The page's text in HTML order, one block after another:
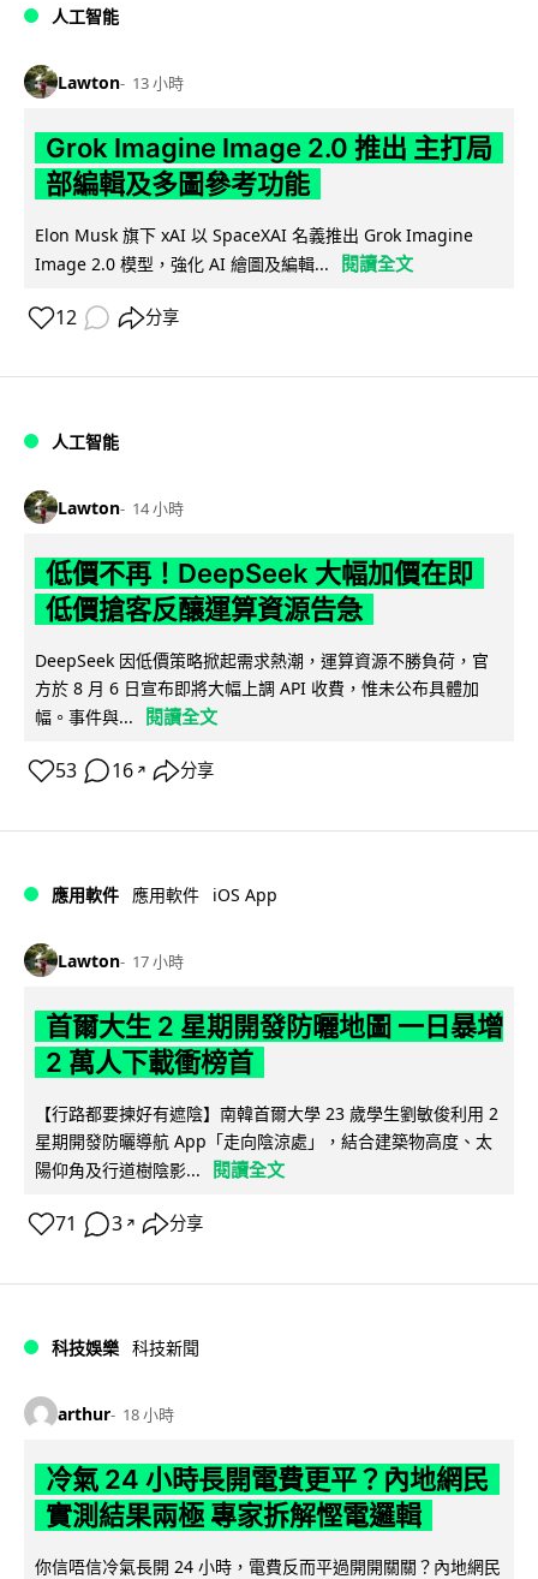
人工智能
Lawton 13 小時
Grok Imagine Image 2.0 推出 主打局
部編輯及多圖參考功能
Elon Musk 旗下 xAI 以 SpaceXAI 名義推出 Grok Imagine
Image 2.0 模型，強化 AI 繪圖及編輯...
閱讀全文
12 分享
人工智能
Lawton 14 小時
低價不再！DeepSeek 大幅加價在即
低價搶客反釀運算資源告急
DeepSeek 因低價策略掀起需求熱潮，運算資源不勝負荷，官
方於 8 月 6 日宣布即將大幅上調 API 收費，惟未公布具體加
幅。事件與...
閱讀全文
53 16 ↗ 分享
應用軟件 應用軟件 iOS App
Lawton 17 小時
首爾大生 2 星期開發防曬地圖 一日暴增
2 萬人下載衝榜首
【行路都要揀好有遮陰】南韓首爾大學 23 歲學生劉敏俊利用 2
星期開發防曬導航 App「走向陰涼處」，結合建築物高度、太
陽仰角及行道樹陰影...
閱讀全文
71 3 ↗ 分享
科技娛樂 科技新聞
arthur 18 小時
冷氣 24 小時長開電費更平？內地網民
實測結果兩極 專家拆解慳電邏輯
你信唔信冷氣長開 24 小時，電費反而平過開開關關？內地網民